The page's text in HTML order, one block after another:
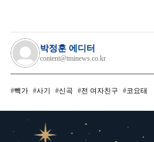
박정훈 에디터
content@tminews.co.kr
빽가 사기 신곡 전 여자친구 코요태